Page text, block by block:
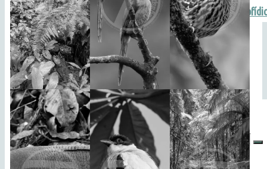
Hospitais | Soro
Search